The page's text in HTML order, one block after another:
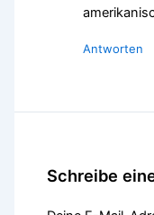
Antworten
Schreibe